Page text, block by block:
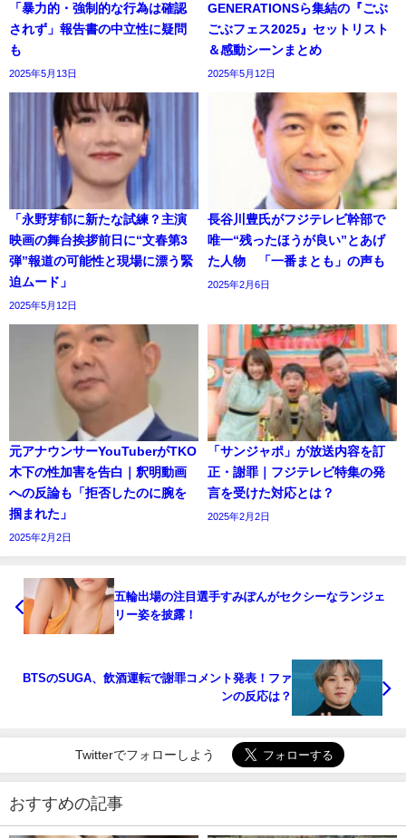
「暴力的・強制的な行為は確認
されず」報告書の中立性に疑問
も
2025年5月13日
GENERATIONSら集結の『ごぶ
ごぶフェス2025』セットリスト
＆感動シーンまとめ
2025年5月12日
「永野芽郁に新たな試練？主演
映画の舞台挨拶前日に“文春第3
弾”報道の可能性と現場に漂う緊
迫ムード」
2025年5月12日
長谷川豊氏がフジテレビ幹部で
唯一“残ったほうが良い”とあげ
た人物 「一番まとも」の声も
2025年2月6日
元アナウンサーYouTuberがTKO
木下の性加害を告白｜釈明動画
への反論も「拒否したのに腕を
掴まれた」
2025年2月2日
「サンジャポ」が放送内容を訂
正・謝罪｜フジテレビ特集の発
言を受けた対応とは？
2025年2月2日
五輪出場の注目選手すみぽんがセクシーなランジェ
リー姿を披露！
BTSのSUGA、飲酒運転で謝罪コメント発表！ファ
ンの反応は？
Twitterでフォローしよう
おすすめの記事